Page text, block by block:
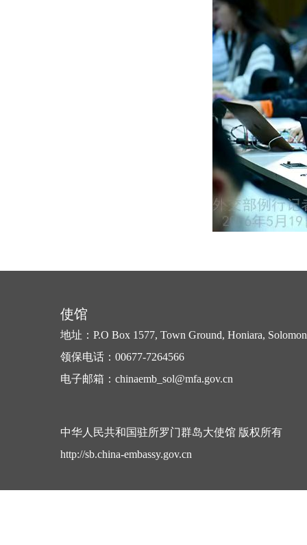
使馆
地址：P.O Box 1577, Town Ground, Honiara,
领保电话：00677-7264566
电子邮箱：chinaemb_sol@mfa.gov.cn
中华人民共和国驻所罗门群岛大使馆 版权所有
http://sb.china-embassy.gov.cn